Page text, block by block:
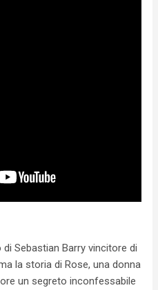
Sebastian Barry vincitore di
la storia di Rose, una donna
un segreto inconfessabile